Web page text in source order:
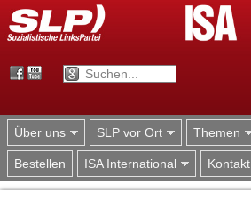
Jump to navigation
Über uns SLP vor Ort Themen
Bestellen ISA International Kontakt